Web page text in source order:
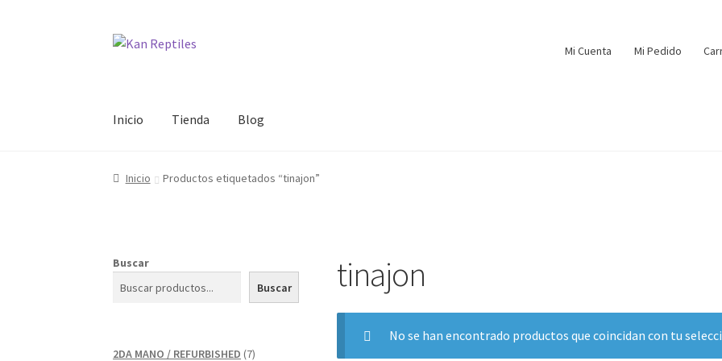
Ir
Ir
Mi Cuenta Mi Pedido
Inicio Tienda Blog
Inicio Productos etiquetados “tinajon”
tinajon
No se han encontrado productos que coincidan con tu
Buscar
Buscar
2DA MANO / REFURBISHED 77